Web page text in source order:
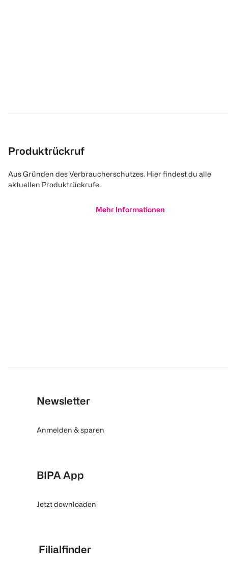
Produktrückruf
Aus Gründen des Verbraucherschutzes. Hier findest du alle
aktuellen Produktrückrufe.
Mehr Informationen
Newsletter
Anmelden & sparen
BIPA App
Jetzt downloaden
Filialfinder